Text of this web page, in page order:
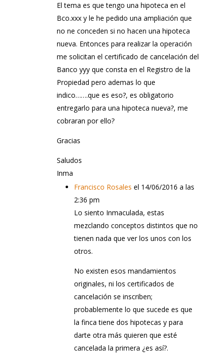
El tema es que tengo una hipoteca en el
Bco.xxx y le he pedido una ampliación que
no ne conceden si no hacen una hipoteca
nueva. Entonces para realizar la operación
me solicitan el certificado de cancelación del
Banco yyy que consta en el Registro de la
Propiedad pero ademas lo que
indico…….que es eso?, es obligatorio
entregarlo para una hipoteca nueva?, me
cobraran por ello?
Gracias
Saludos
Inma
Francisco Rosales el 14/06/2016 a las
2:36 pm
Lo siento Inmaculada, estas
mezclando conceptos distintos que no
tienen nada que ver los unos con los
otros.
No existen esos mandamientos
originales, ni los certificados de
cancelación se inscriben;
probablemente lo que sucede es que
la finca tiene dos hipotecas y para
darte otra más quieren que esté
cancelada la primera ¿es así?.